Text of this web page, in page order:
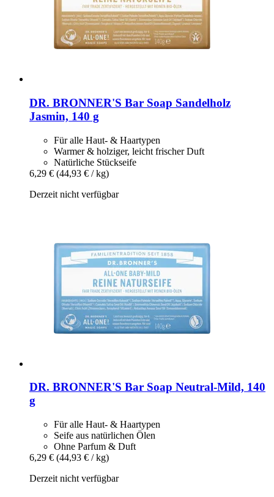
DR. BRONNER'S Bar Soap Sandelholz
Jasmin, 140 g
Für alle Haut- & Haartypen
Warmer & holziger, leicht frischer Duft
Natürliche Stückseife
6,29 € (44,93 € / kg)
Derzeit nicht verfügbar
DR. BRONNER'S Bar Soap Neutral-​Mild, 140
g
Für alle Haut- & Haartypen
Seife aus natürlichen Ölen
Ohne Parfum & Duft
6,29 € (44,93 € / kg)
Derzeit nicht verfügbar